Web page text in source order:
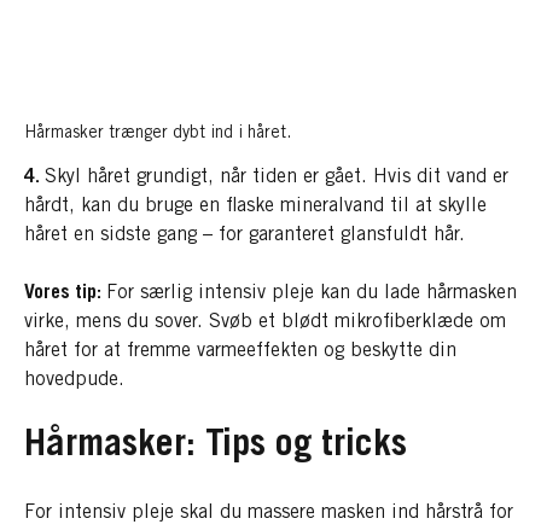
Hårmasker trænger dybt ind i håret.
4. Skyl håret grundigt, når tiden er gået. Hvis dit vand er
hårdt, kan du bruge en flaske mineralvand til at skylle
håret en sidste gang – for garanteret glansfuldt hår.
Vores tip: For særlig intensiv pleje kan du lade hårmasken
virke, mens du sover. Svøb et blødt mikrofiberklæde om
håret for at fremme varmeeffekten og beskytte din
hovedpude.
Hårmasker: Tips og tricks
For intensiv pleje skal du massere masken ind hårstrå for